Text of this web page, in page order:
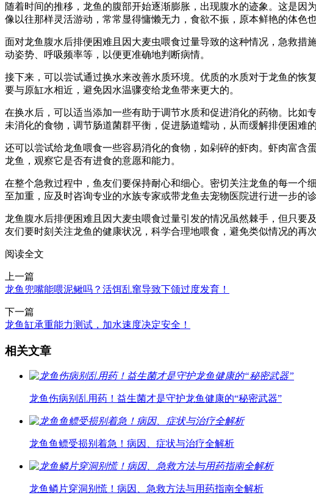
随着时间的推移，龙鱼的腹部开始逐渐膨胀，出现腹水的迹象。这是
像以往那样灵活游动，常常显得慵懒无力，食欲不振，原本鲜艳的体色
面对龙鱼腹水后排便困难且因大麦虫喂食过量导致的这种情况，急救
动姿势、呼吸频率等，以便更准确地判断病情。
接下来，可以尝试通过换水来改善水质环境。优质的水质对于龙鱼的
要与原缸水相近，避免因水温骤变给龙鱼带来更大的。
在换水后，可以适当添加一些有助于调节水质和促进消化的药物。比
未消化的食物，调节肠道菌群平衡，促进肠道蠕动，从而缓解排便困难的
还可以尝试给龙鱼喂食一些容易消化的食物，如剁碎的虾肉。虾肉富
龙鱼，观察它是否有进食的意愿和能力。
在整个急救过程中，鱼友们要保持耐心和细心。密切关注龙鱼的每一
至加重，应及时咨询专业的水族专家或带龙鱼去宠物医院进行进一步的诊
龙鱼腹水后排便困难且因大麦虫喂食过量引发的情况虽然棘手，但只要
友们要时刻关注龙鱼的健康状况，科学合理地喂食，避免类似情况的再
阅读全文
上一篇
龙鱼兜嘴能喂泥鳅吗？活饵乱窜导致下颌过度发育！
下一篇
龙鱼缸承重能力测试，加水速度决定安全！
相关文章
龙鱼伤病别乱用药！益生菌才是守护龙鱼健康的“秘密武器”
龙鱼鱼鳔受损别着急！病因、症状与治疗全解析
龙鱼鳞片穿洞别慌！病因、急救方法与用药指南全解析